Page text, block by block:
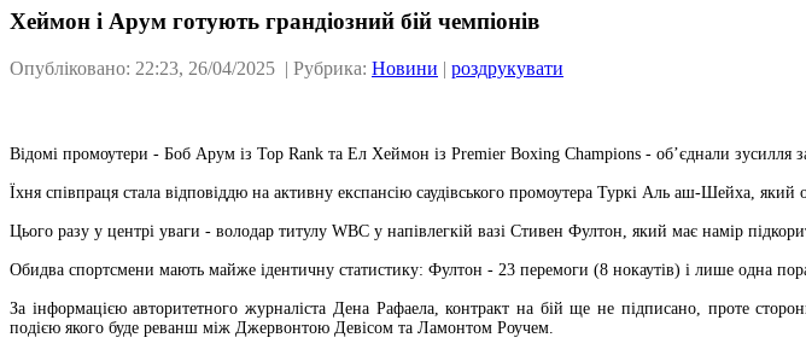
Хеймон і Арум готують грандіозний бій чемпіонів
Опубліковано: 22:23, 26/04/2025 | Рубрика: Новини | роздрукувати
Відомі промоутери - Боб Арум із Top Rank та Ел Хеймон із Premier Boxing Champions - об’єднали зусилля
Їхня співпраця стала відповіддю на активну експансію саудівського промоутера Туркі Аль аш-Шейха,
Цього разу у центрі уваги - володар титулу WBC у напівлегкій вазі Стивен Фултон, який має намір
Обидва спортсмени мають майже ідентичну статистику: Фултон - 23 перемоги (8 нокаутів) і лише одна
За інформацією авторитетного журналіста Дена Рафаела, контракт на бій ще не підписано, проте
подією якого буде реванш між Джервонтою Девісом та Ламонтом Роучем.